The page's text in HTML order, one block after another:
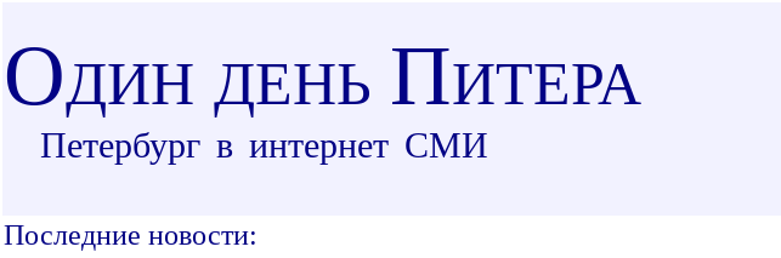
ОДИН ДЕНЬ ПИТЕРА
Петербург в интернет СМИ
Последние новости: